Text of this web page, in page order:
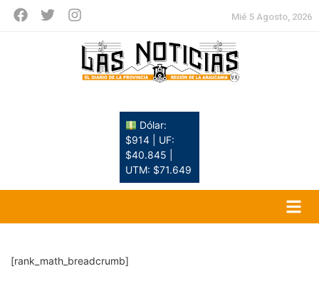
Mié 5 Agosto, 2026
Dólar:
$914 | UF:
$40.845 |
UTM: $71.649
[rank_math_breadcrumb]